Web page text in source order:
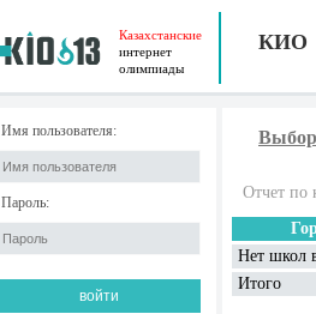
Казахстанские
интернет
олимпиады
КИО
Имя пользователя:
Пароль:
Выбор
Отчет по
Нет школ
Итого